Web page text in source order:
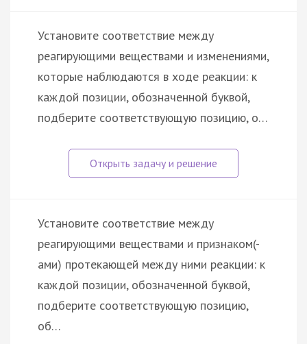
Установите соответствие между
реагирующими веществами и изменениями,
которые наблюдаются в ходе реакции: к
каждой позиции, обозначенной буквой,
подберите соответствующую позицию, о…
Установите соответствие между
реагирующими веществами и признаком(-
ами) протекающей между ними реакции: к
каждой позиции, обозначенной буквой,
подберите соответствующую позицию,
об…